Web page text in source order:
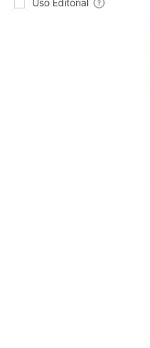
Uso Editorial